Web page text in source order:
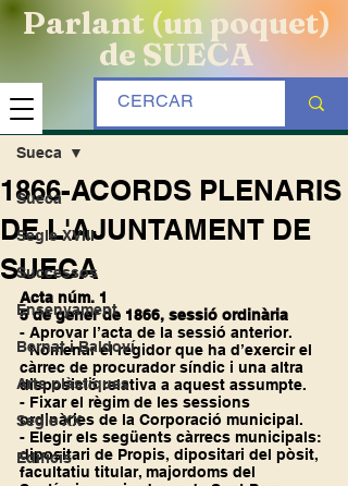
Parlant (un poquet)
de SUECA
Entrada
Sueca
Segle XVIII
Successos
Ensenyament
Bernat i Baldoví
Arts plàstiques
Segle XX
Edificis
Sueca
1866-ACORDS PLENARIS
DE L'AJUNTAMENT DE
SUECA
Acta núm. 1
5 de gener de 1866, sessió ordinària
- Aprovar l’acta de la sessió anterior.
- Nomenar el regidor que ha d’exercir el
càrrec de procurador síndic i una altra
disposició relativa a aquest assumpte.
- Fixar el règim de les sessions
ordinàries de la Corporació municipal.
- Elegir els següents càrrecs municipals:
dipositari de Propis, dipositari del pòsit,
facultatiu titular, majordoms del